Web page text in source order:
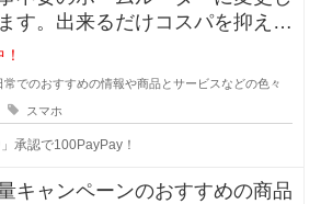
す。出来るだけコスパを抑えた
のルーターやプラ
常でのおすすめの情報や商品とサービスなどの色々
スマホ
承認で100PayPay！
キャンペーンのおすすめの商品